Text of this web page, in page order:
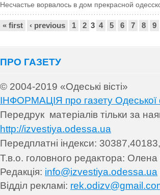
Несчастье ворвалось в дом прекрасной
Сторінки
« first ‹ previous 1 2 3 4 5 6 7 8 9
ПРО ГАЗЕТУ
© 2004-2019 «Одеські вісті»
ІНФОРМАЦІЯ про газету Одеської
Передрук матеріалів тільки за
http://izvestiya.odessa.ua
Передплатні індекси: 30
Т.в.о. головного редактора:
Редакція: info@izvestiya.odessa.ua
Відділ рекламі: